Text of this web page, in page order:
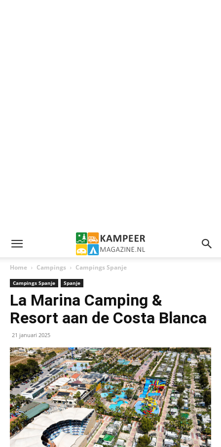
Home Campings Campings Spanje
Campings Spanje Spanje
La Marina Camping &
Resort aan de Costa Blanca
21 januari 2025